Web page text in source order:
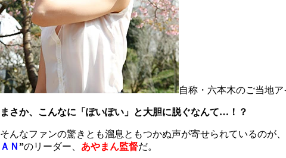
自称・六本木のご当地
まさか、こんなに「ぽいぽい」と大胆に脱ぐなんて…！？
そんなファンの驚きとも溜息ともつかぬ声が寄せられているのが
ＡＮ”のリーダー、 あやまん監督だ。